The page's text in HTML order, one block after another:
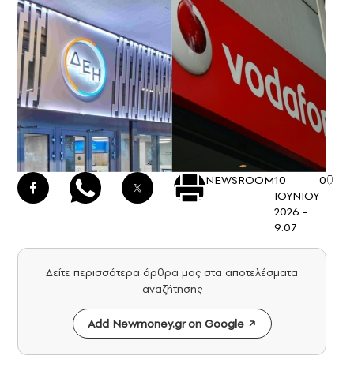
NEWSROOM10
ΙΟΥΝΙΟΥ
2026 -
9:07
0
Δείτε περισσότερα άρθρα μας στα αποτελέσματα
αναζήτησης
Add Newmoney.gr on Google